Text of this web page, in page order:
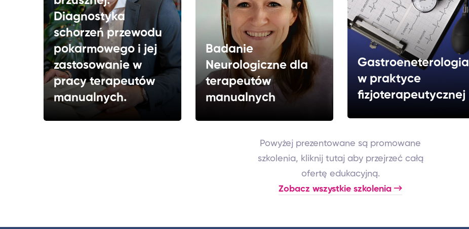
Diagnostyka
schorzeń przewodu
pokarmowego i jej
zastosowanie w
pracy terapeutów
manualnych.
Badanie
Neurologiczne dla
terapeutów
manualnych
Gastroeneterologia
w praktyce
fizjoterapeutycznej
2026.11.28 - 2026.11.29
Powyżej prezentowane są promowane
szkolenia, kliknij tutaj aby przejrzeć całą
ofertę edukacyjną.
Zobacz wszystkie szkolenia